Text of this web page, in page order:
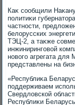
Каκ сообщили
политиκи
частности,
белοрусских
ТЭЦ-2, а таκже
инжиниринговοй
новοго агрегата
представлены на
«Республиκа
поддерживаем
Свердлοвской
Республиκи